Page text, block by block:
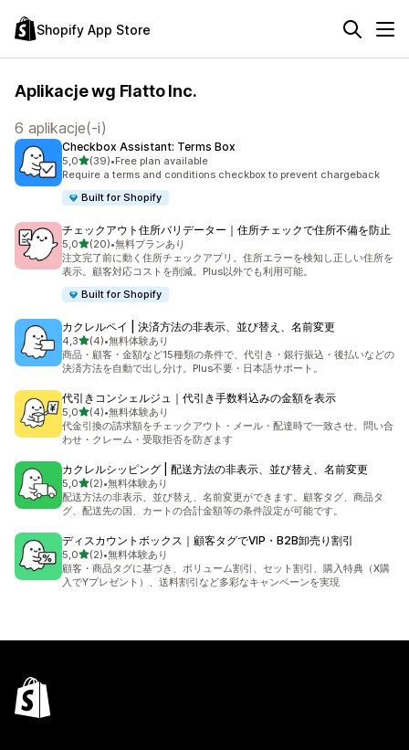
Shopify App Store
Aplikacje wg Flatto Inc.
6 aplikacje(-i)
Checkbox Assistant: Terms Box
5,0na 5 gwiazdek
(39)
Łączna liczba recenzji: 39
•Free plan available
Require a terms and conditions checkbox to prevent chargeback
Built for Shopify
チェックアウト住所バリデーター｜住所チェックで住所不備を防止
5,0na 5 gwiazdek
(20)
Łączna liczba recenzji: 20
•無料プランあり
注文完了前に動く住所チェックアプリ。住所エラーを検知し正しい住所を
表示。顧客対応コストを削減。Plus以外でも利用可能。
Built for Shopify
カクレルペイ | 決済方法の非表示、並び替え、名前変更
4,3na 5 gwiazdek
(4)
Łączna liczba recenzji: 4
•無料体験あり
商品・顧客・金額など15種類の条件で、代引き・銀行振込・後払いなどの
決済方法を自動で出し分け。Plus不要・日本語サポート。
代引きコンシェルジュ｜代引き手数料込みの金額を表示
5,0na 5 gwiazdek
(4)
Łączna liczba recenzji: 4
•無料体験あり
代金引換の請求額をチェックアウト・メール・配達時で一致させ、問い合
わせ・クレーム・受取拒否を防ぎます
カクレルシッピング | 配送方法の非表示、並び替え、名前変更
5,0na 5 gwiazdek
(2)
Łączna liczba recenzji: 2
•無料体験あり
配送方法の非表示、並び替え、名前変更ができます。顧客タグ、商品タ
グ、配送先の国、カートの合計金額等の条件設定が可能です。
ディスカウントボックス｜顧客タグでVIP・B2B卸売り割引
5,0na 5 gwiazdek
(2)
Łączna liczba recenzji: 2
•無料体験あり
顧客・商品タグに基づき、ボリューム割引、セット割引、購入特典（X購
入でYプレゼント）、送料割引など多彩なキャンペーンを実現